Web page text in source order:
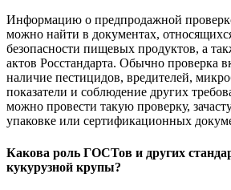
Информацию о предпродажной
можно найти в документах,
безопасности пищевых продуктов, а
актов Росстандарта. Обычно проверка
наличие пестицидов, вредителей,
показатели и соблюдение других
можно провести такую проверку,
упаковке или сертификационных
Какова роль ГОСТов и других
кукурузной крупы?